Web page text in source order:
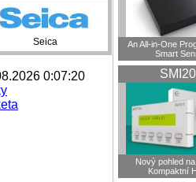
Seica
0:07:20
An All-in-One
Smart
Nový pohled
Kompaktní